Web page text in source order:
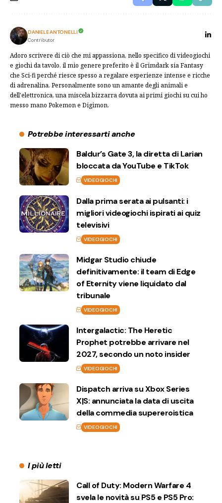
DANIELE ANTONELLI
Contributor
Adoro scrivere di ciò che mi appassiona, nello specifico di videogiochi
e giochi da tavolo, il mio genere preferito è il Grimdark sia Fantasy
che Sci-fi perché riesce spesso a regalare esperienze intense e ricche
di adrenalina. Personalmente sono un amante degli animali e
dell'elettronica, una miscela bizzarra dovuta ai primi giochi su cui ho
messo mano Pokemon e Digimon.
Potrebbe interessarti anche
Baldur’s Gate 3, la diretta di Larian
bloccata da YouTube e TikTok
VIDEOGIOCHI
Dalla prima serata ai pulsanti: i
migliori videogiochi ispirati ai quiz
televisivi
VIDEOGIOCHI
Midgar Studio chiude
definitivamente: il team di Edge
of Eternity viene liquidato dal
tribunale
VIDEOGIOCHI
Intergalactic: The Heretic
Prophet potrebbe arrivare nel
2027, secondo un noto insider
VIDEOGIOCHI
Dispatch arriva su Xbox Series
X|S: annunciata la data di uscita
della commedia supereroistica
VIDEOGIOCHI
I più letti
Call of Duty: Modern Warfare 4
svela le novità su PS5 e PS5 Pro: